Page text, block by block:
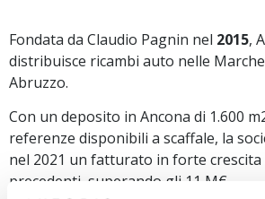
Fondata da Claudio Pagnin nel 2015,
distribuisce ricambi auto nelle
Abruzzo.
Con un deposito in Ancona di 1.600
referenze disponibili a scaffale, la
nel 2021 un fatturato in forte
precedenti, superando gli 11 M€.